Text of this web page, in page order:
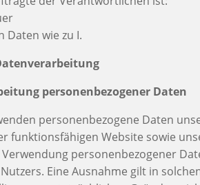
Daten wie zu I.
personenbezogener Daten
personenbezogene Daten
funktionsfähigen Website sowie
personenbezogener
Eine Ausnahme gilt in